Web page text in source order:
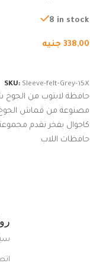
من الجوخ لجهاز نوت بوك
8 in stock
338,00 جنيه
SKU: Sleeve-felt-Grey-15X
حافظة لابتوب من الجوخ
مصنوعة من قماش
كاجوال بفخر نقدم
حافظات اللاب